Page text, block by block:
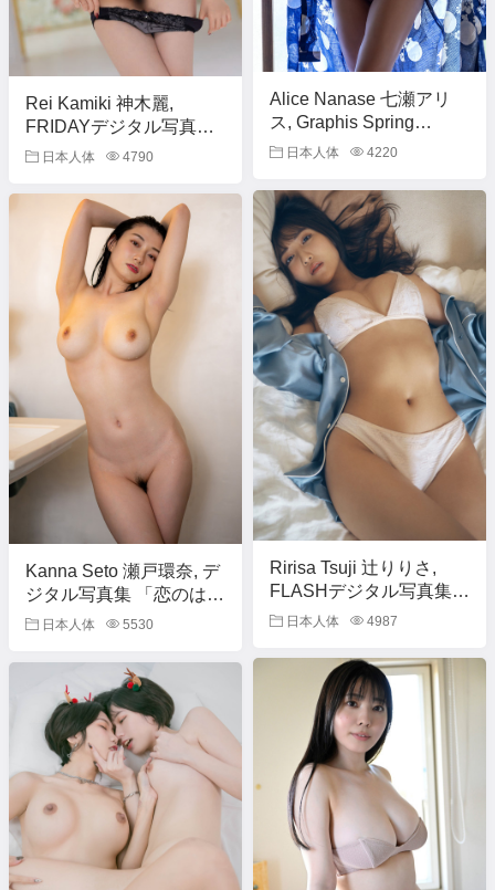
Alice Nanase 七瀬アリ
ス, Graphis Spring
Special2 2025
『Charismatic!』 Vol.05
日本人体 4220
Rei Kamiki 神木麗,
FRIDAYデジタル写真集
「FINE PLAY」 Set.03
日本人体 4790
Ririsa Tsuji 辻りりさ,
FLASHデジタル写真集
「She is Perfect 前編」
日本人体 4987
Kanna Seto 瀬戸環奈, デ
ジタル写真集 「恋のはじ
まり」 Set.04
日本人体 5530